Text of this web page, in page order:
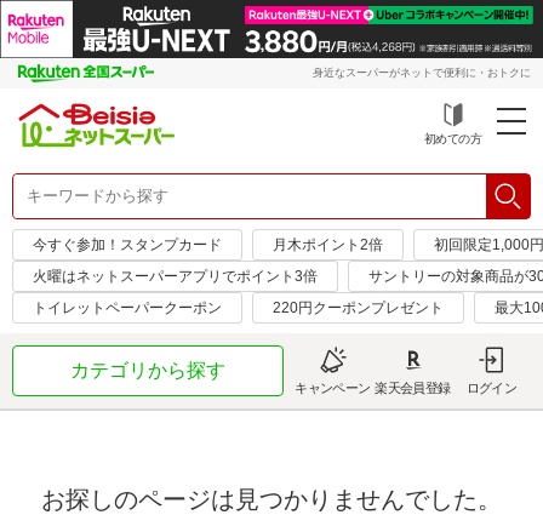
身近なスーパーがネットで便利に・おトクに
初めての方
今すぐ参加！スタンプカード 月木ポイント2倍
初回限定1,000
火曜はネットスーパーアプリでポイント3倍
サントリーの対象商品が
トイレットペーパークーポン
220円クーポンプレゼント 最大
カテゴリから探す
キャンペーン 楽天会員登録 ログイン
お探しのページは見つかりませんでした。